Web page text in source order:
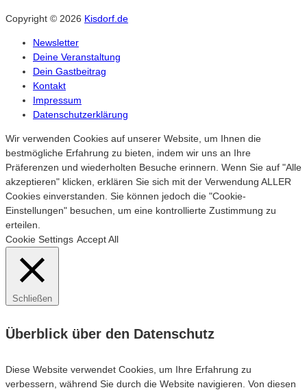
Copyright © 2026 Kisdorf.de
Newsletter
Deine Veranstaltung
Dein Gastbeitrag
Kontakt
Impressum
Datenschutzerklärung
Wir verwenden Cookies auf unserer Website, um Ihnen die
bestmögliche Erfahrung zu bieten, indem wir uns an Ihre
Präferenzen und wiederholten Besuche erinnern. Wenn Sie auf "Alle
akzeptieren" klicken, erklären Sie sich mit der Verwendung ALLER
Cookies einverstanden. Sie können jedoch die "Cookie-
Einstellungen" besuchen, um eine kontrollierte Zustimmung zu
erteilen.
Cookie Settings Accept All
Schließen
Überblick über den Datenschutz
Diese Website verwendet Cookies, um Ihre Erfahrung zu
verbessern, während Sie durch die Website navigieren. Von diesen